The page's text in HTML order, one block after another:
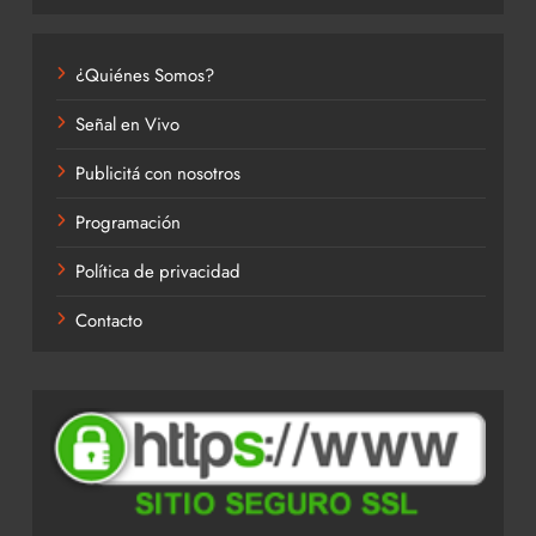
¿Quiénes Somos?
Señal en Vivo
Publicitá con nosotros
Programación
Política de privacidad
Contacto